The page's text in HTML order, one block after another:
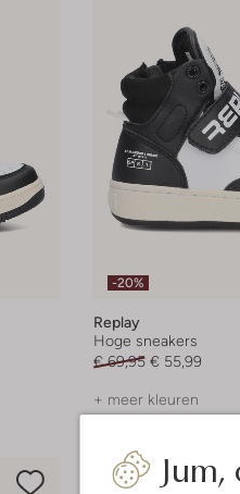
-20%
Replay
Hoge sneakers
€ 69,95 € 55,99
+ meer kleuren